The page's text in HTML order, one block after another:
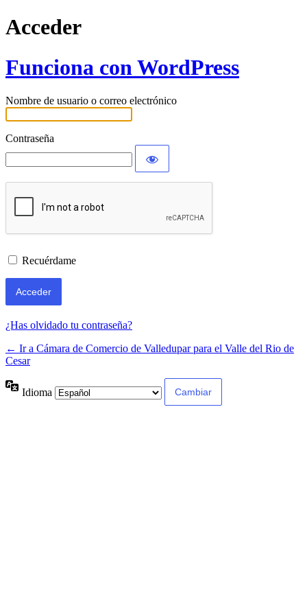
Acceder
Funciona con WordPress
Nombre de usuario o correo electrónico
Contraseña
Recuérdame
¿Has olvidado tu contraseña?
← Ir a Cámara de Comercio de Valledupar para el Valle del Rio de
Cesar
Idioma